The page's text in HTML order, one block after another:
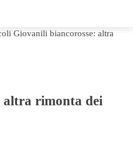
Giovanili biancorosse: altra
altra rimonta dei